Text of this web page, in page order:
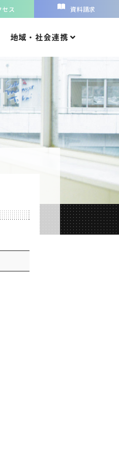
セス 資料請求
地域・社会連携